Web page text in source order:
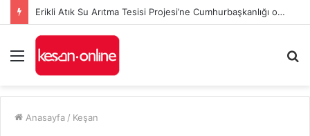
Erikli Atık Su Arıtma Tesisi Projesi’ne Cumhurbaşkanlığı onayı
Menü
...
Anasayfa / Keşan